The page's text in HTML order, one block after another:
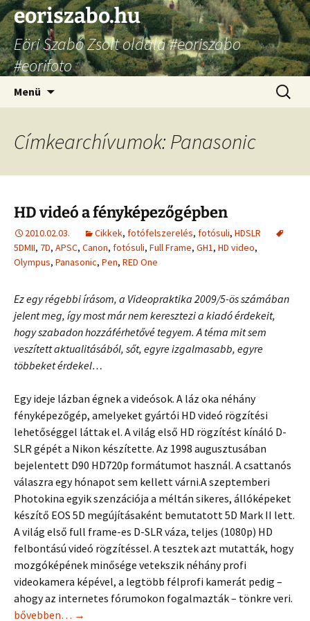
Ugrás
a
tartalomhoz
eoriszabo.hu
Eöri Szabó Zsolt oldala #eoriszabo
#eorifoto
Menü
Címkearchívumok: Panasonic
HD videó a fényképezőgépben
2010.02.03. Cikkek, fotófelszerelés, fotósuli, HDSLR
5DMII, 7D, APSC, Canon, fotósuli, Full Frame, GH1, HD video,
Olympus, Panasonic, Pen, RED One
Ez egy régebbi írásom, a Videopraktika 2009/5-ös számában
jelent meg, így most már nem keresztezi a kiadó érdekeit,
hogy szabadon hozzáférhetővé tegyem. A téma mit sem
veszített aktualitásából, sőt, egyre izgalmasabb, egyre
többeket érdekel…
Egy ideje lázban égnek a videósok. A láz oka néhány
fényképezőgép, amelyeket gyártói HD videó rögzítési
lehetőséggel láttak el. A világ első HD rögzítést kínáló D-
SLR gépét a Nikon készítette. Az 1998 augusztusában
bejelentett D90 HD720p formátumot használ. A csattanós
válaszra egy hónapot sem kellett várni.A szeptemberi
Photokina egyik szenzációja a méltán sikeres, állóképeket
készítő EOS 5D megújításaként bemutatott 5D Mark II lett.
A világ első full frame-es D-SLR váza, teljes (1080p) HD
felbontású videó rögzítéssel. A tesztek azt mutatták, hogy
mozgóképének minősége vetekszik néhány profi
videokamera képével, a legtöbb félprofi kamerát pedig –
ahogy az internetes fórumokon fogalmazták – tönkre veri.
HD videó a fényképezőgépben
bővebben… →